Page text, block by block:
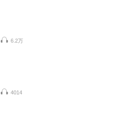
6.2万
4014